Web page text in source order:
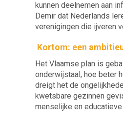
kunnen deelnemen aan
Demir dat Nederlands
verenigingen die ijveren
Kortom: een
Het Vlaamse plan is
onderwijstaal, hoe beter
dreigt het de
kwetsbare gezinnen
menselijke en